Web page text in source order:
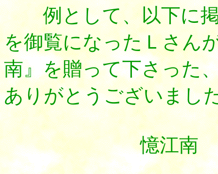
例として、以下に掲
を御覧になったＬさん
南』を贈って下さった
ありがとうございまし
憶江南